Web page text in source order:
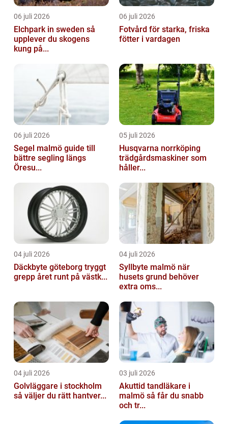
06 juli 2026
Elchpark in sweden så
upplever du skogens
kung på...
06 juli 2026
Fotvård för starka, friska
fötter i vardagen
06 juli 2026
Segel malmö guide till
bättre segling längs
Öresu...
05 juli 2026
Husqvarna norrköping
trädgårdsmaskiner som
håller...
04 juli 2026
Däckbyte göteborg tryggt
grepp året runt på västk...
04 juli 2026
Syllbyte malmö när
husets grund behöver
extra oms...
04 juli 2026
Golvläggare i stockholm
så väljer du rätt hantver...
03 juli 2026
Akuttid tandläkare i
malmö så får du snabb
och tr...